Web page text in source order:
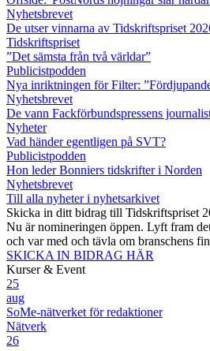
Nyhetsbrevet
De utser vinnarna av Tidskriftspriset
Tidskriftspriset
”Det sämsta från två världar”
Publicistpodden
Nya inriktningen för Filter:
Nyhetsbrevet
De vann Fackförbundspressens
Nyheter
Vad händer egentligen på SVT?
Publicistpodden
Hon leder Bonniers tidskrifter i Norden
Nyhetsbrevet
Till alla nyheter i nyhetsarkivet
Skicka in ditt bidrag till Tidskriftspriset
Nu är nomineringen öppen. Lyft fram
och var med och tävla om branschens
SKICKA IN BIDRAG HÄR
Kurser & Event
25
aug
SoMe-nätverket för redaktioner
Nätverk
26